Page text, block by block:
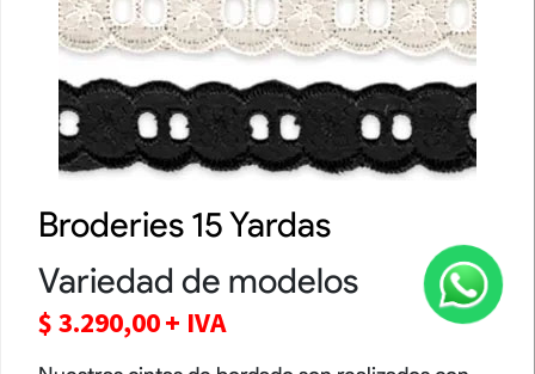
Broderies 15 Yardas
Variedad de modelos
$ 3.290,00+ IVA